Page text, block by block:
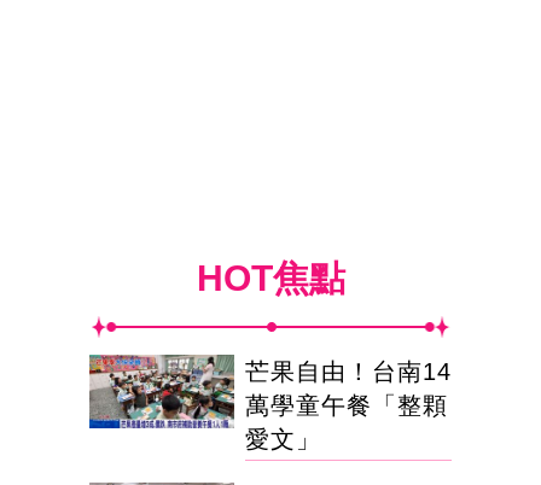
HOT焦點
芒果自由！台南14
萬學童午餐「整顆
愛文」